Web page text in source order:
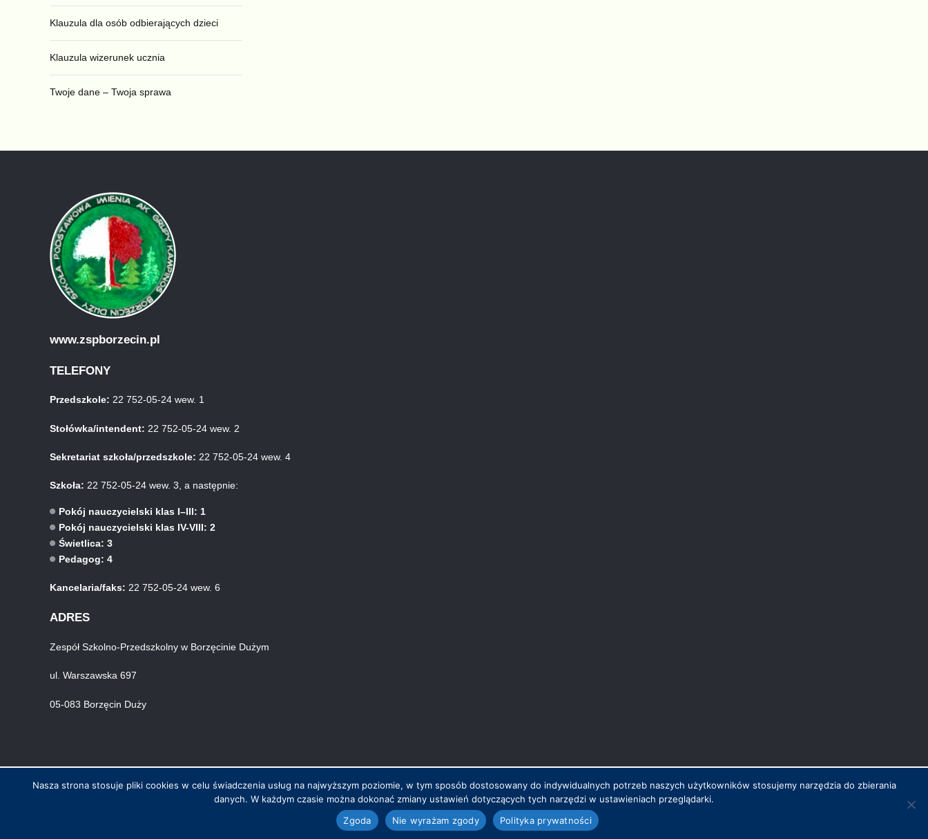
Klauzula dla osób odbierających dzieci
Klauzula wizerunek ucznia
Twoje dane – Twoja sprawa
www.zspborzecin.pl
TELEFONY
Przedszkole: 22 752-05-24 wew. 1
Stołówka/intendent: 22 752-05-24 wew. 2
Sekretariat szkoła/przedszkole: 22 752-05-24 wew. 4
Szkoła: 22 752-05-24 wew. 3, a następnie:
Pokój nauczycielski klas I–III: 1
Pokój nauczycielski klas IV-VIII: 2
Świetlica: 3
Pedagog: 4
Kancelaria/faks: 22 752-05-24 wew. 6
ADRES
Zespół Szkolno-Przedszkolny w Borzęcinie Dużym
ul. Warszawska 697
05-083 Borzęcin Duży
© Wszystkie prawa zastrzeżone. Hosting i wykonanie skynet.net.pl
Nasza strona stosuje pliki cookies w celu świadczenia usług na najwyższym poziomie, w tym sposób dostosowany do indywidualnych potrzeb naszych użytkowników stosujemy narzędzia do zbierania
danych. W każdym czasie można dokonać zmiany ustawień dotyczących tych narzędzi w ustawieniach przeglądarki.
Zgoda
Nie wyrażam zgody Polityka prywatności